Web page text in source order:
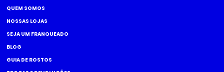
QUEM SOMOS
NOSSAS LOJAS
SEJA UM FRANQUEADO
BLOG
GUIA DE ROSTOS